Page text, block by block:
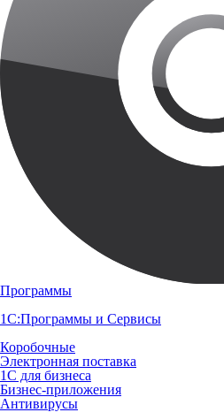
Программы
1С:Программы и Сервисы
Коробочные
Электронная поставка
1С для бизнеса
Бизнес-приложения
Антивирусы